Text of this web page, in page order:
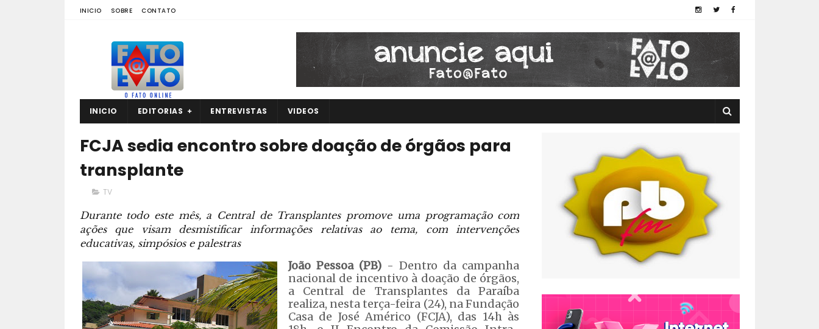
INICIO SOBRE CONTATO
INICIO EDITORIAS ENTREVISTAS VIDEOS
FCJA sedia encontro sobre doação de órgãos para
transplante
TV
Durante todo este mês, a Central de Transplantes promove uma programação com
ações que visam desmistificar informações relativas ao tema, com intervenções
educativas, simpósios e palestras
João Pessoa (PB)- Dentro da campanha
nacional de incentivo à doação de órgãos,
a Central de Transplantes da Paraíba
realiza, nesta terça-feira (24), na Fundação
Casa de José Américo (FCJA), das 14h às